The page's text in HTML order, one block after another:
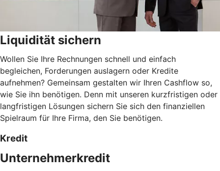
Liquidität sichern
Wollen Sie Ihre Rechnungen schnell und einfach
begleichen, Forderungen auslagern oder Kredite
aufnehmen? Gemeinsam gestalten wir Ihren Cashflow so,
wie Sie ihn benötigen. Denn mit unseren kurzfristigen oder
langfristigen Lösungen sichern Sie sich den finanziellen
Spielraum für Ihre Firma, den Sie benötigen.
Kredit
Unternehmerkredit